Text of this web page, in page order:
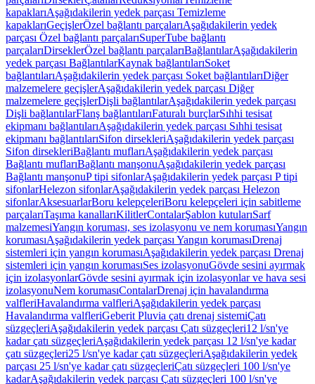
kapaklarıAşağıdakilerin yedek parçası Temizleme
kapaklarıGeçişlerÖzel bağlantı parçalarıAşağıdakilerin yedek
parçası Özel bağlantı parçalarıSuperTube bağlantı
parçalarıDirseklerÖzel bağlantı parçalarıBağlantılarAşağıdakilerin
yedek parçası BağlantılarKaynak bağlantılarıSoket
bağlantılarıAşağıdakilerin yedek parçası Soket bağlantılarıDiğer
malzemelere geçişlerAşağıdakilerin yedek parçası Diğer
malzemelere geçişlerDişli bağlantılarAşağıdakilerin yedek parçası
Dişli bağlantılarFlanş bağlantılarıFaturalı burçlarSıhhi tesisat
ekipmanı bağlantılarıAşağıdakilerin yedek parçası Sıhhi tesisat
ekipmanı bağlantılarıSifon dirsekleriAşağıdakilerin yedek parçası
Sifon dirsekleriBağlantı muflarıAşağıdakilerin yedek parçası
Bağlantı muflarıBağlantı manşonuAşağıdakilerin yedek parçası
Bağlantı manşonuP tipi sifonlarAşağıdakilerin yedek parçası P tipi
sifonlarHelezon sifonlarAşağıdakilerin yedek parçası Helezon
sifonlarAksesuarlarBoru kelepçeleriBoru kelepçeleri için sabitleme
parçalarıTaşıma kanallarıKilitlerContalarŞablon kutularıSarf
malzemesiYangın koruması, ses izolasyonu ve nem korumasıYangın
korumasıAşağıdakilerin yedek parçası Yangın korumasıDrenaj
sistemleri için yangın korumasıAşağıdakilerin yedek parçası Drenaj
sistemleri için yangın korumasıSes izolasyonuGövde sesini ayırmak
için izolasyonlarGövde sesini ayırmak için izolasyonlar ve hava sesi
izolasyonuNem korumasıContalarDrenaj için havalandırma
valfleriHavalandırma valfleriAşağıdakilerin yedek parçası
Havalandırma valfleriGeberit Pluvia çatı drenaj sistemiÇatı
süzgeçleriAşağıdakilerin yedek parçası Çatı süzgeçleri12 l/sn'ye
kadar çatı süzgeçleriAşağıdakilerin yedek parçası 12 l/sn'ye kadar
çatı süzgeçleri25 l/sn'ye kadar çatı süzgeçleriAşağıdakilerin yedek
parçası 25 l/sn'ye kadar çatı süzgeçleriÇatı süzgeçleri 100 l/sn'ye
kadarAşağıdakilerin yedek parçası Çatı süzgeçleri 100 l/sn'ye